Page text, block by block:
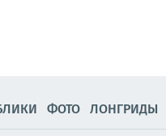
ФОТО ЛОНГРИДЫ